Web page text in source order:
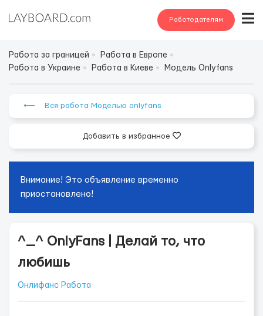
Работодателям
Работа за границей
Работа в Европе
Работа в Украине
Работа в Киеве Модель Onlyfans
⟵ Вся работа Моделью onlyfans
Добавить в избранное
Внимание! Это объявление временно
приостановлено!
^_^ OnlyFans | Делай то, что
любишь
Онлифанс Работа